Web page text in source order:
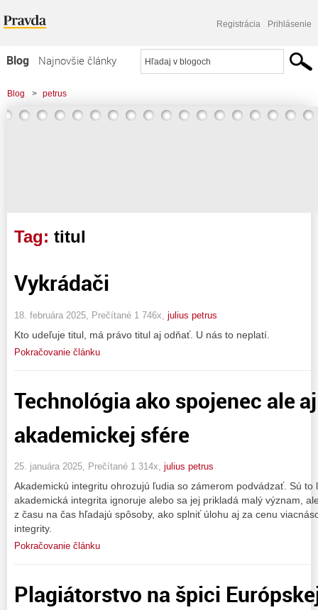
Registrácia Prihlásenie
Blog
Najnovšie články
Najčítanejšie články
Najkomentovanejšie články
Blog > petrus
Tag: titul
Vykrádači
18. februára 2025, Prečítané 1 746x, julius petrus
Kto udeľuje titul, má právo titul aj odňať. U nás to neplatí.
Pokračovanie článku
Technológia ako spojenec ale
akademickej sfére
25. januára 2025, Prečítané 1 314x, julius petrus
Akademickú integritu ohrozujú ľudia so zámerom podvádzať. Sú to
akademická integrita ignoruje alebo sa jej prikladá malý význam,
z času na čas hľadajú spôsoby, ako splniť úlohu aj za cenu
integrity.
Pokračovanie článku
Plagiátorstvo na špici